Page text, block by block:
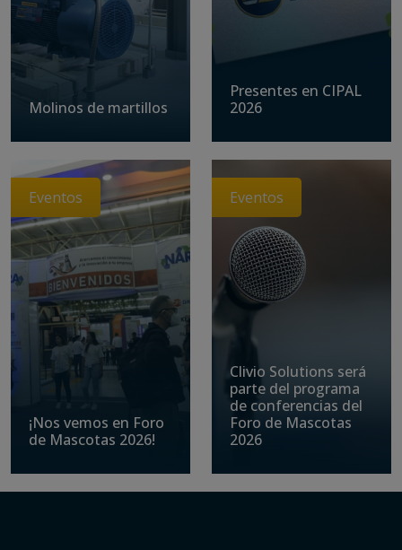
Molinos de martillos
Presentes en CIPAL
2026
Eventos
¡Nos vemos en Foro
de Mascotas 2026!
Eventos
Clivio Solutions será
parte del programa
de conferencias del
Foro de Mascotas
2026